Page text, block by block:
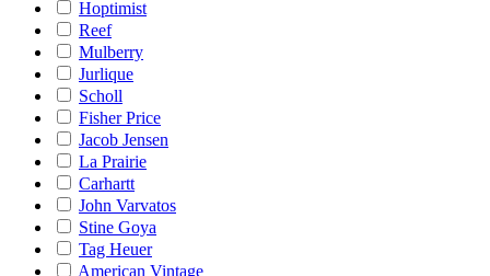
Hoptimist
Reef
Mulberry
Jurlique
Scholl
Fisher Price
Jacob Jensen
La Prairie
Carhartt
John Varvatos
Stine Goya
Tag Heuer
American Vintage